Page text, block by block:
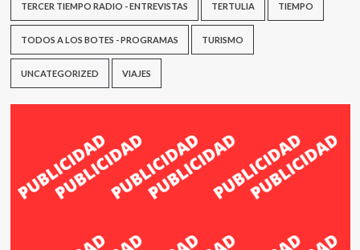
TERCER TIEMPO RADIO - ENTREVISTAS TERTULIA TIEMPO
TODOS A LOS BOTES - PROGRAMAS TURISMO
UNCATEGORIZED VIAJES